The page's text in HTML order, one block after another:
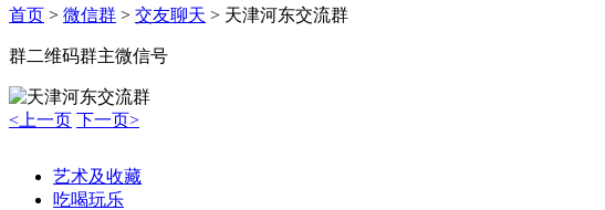
首页 > 微信群 > 交友聊天 > 天津河东交流群
群二维码群主微信号
<上一页 下一页>
艺术及收藏
吃喝玩乐